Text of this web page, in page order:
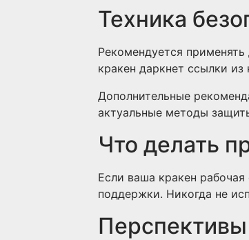
Техника
Рекомендуется
кракен даркнет ссылки
Дополнительные
актуальные методы
Что делать
Если ваша кракен
поддержки. Никогда не